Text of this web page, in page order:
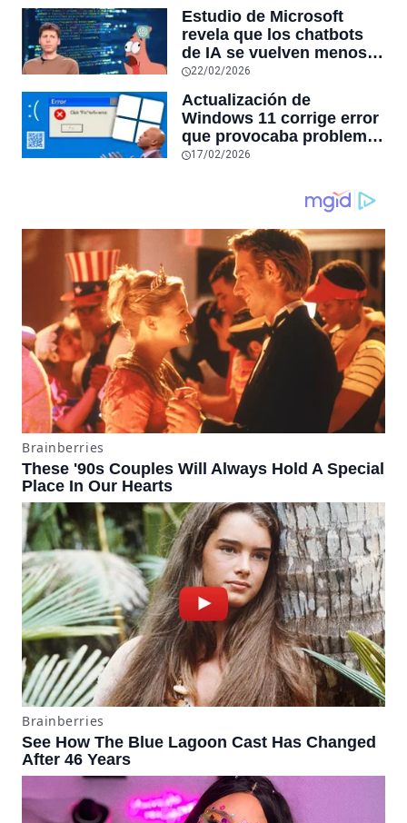
las aplicaciones con
sensores únicos o
conexiones especiales a
hardware
Estudio de Microsoft
revela que los chatbots
de IA se vuelven menos
confiables mientras más
tiempo hablas con ellos:
la falta de confiabilidad
sube un 112%
22/02/2026
Actualización de
Windows 11 corrige error
que provocaba problemas
al jugar en PC: los
producían desde 2023
17/02/2026